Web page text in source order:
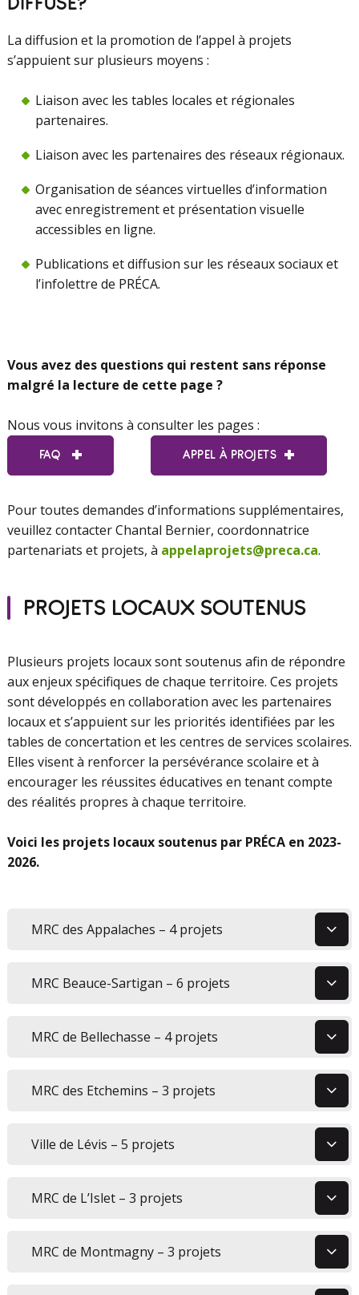
La diffusion et la promotion de l’appel à projets
s’appuient sur plusieurs moyens :
Liaison avec les tables locales et régionales
partenaires.
Liaison avec les partenaires des réseaux régionaux.
Organisation de séances virtuelles d’information
avec enregistrement et présentation visuelle
accessibles en ligne.
Publications et diffusion sur les réseaux sociaux et
l’infolettre de PRÉCA.
Vous avez des questions qui restent sans réponse
malgré la lecture de cette page ?
Nous vous invitons à consulter les pages :
FAQ APPEL À PROJETS
Pour toutes demandes d’informations supplémentaires,
veuillez contacter Chantal Bernier, coordonnatrice
partenariats et projets, à appelaprojets@preca.ca.
PROJETS LOCAUX SOUTENUS
Plusieurs projets locaux sont soutenus afin de répondre
aux enjeux spécifiques de chaque territoire. Ces projets
sont développés en collaboration avec les partenaires
locaux et s’appuient sur les priorités identifiées par les
tables de concertation et les centres de services scolaires.
Elles visent à renforcer la persévérance scolaire et à
encourager les réussites éducatives en tenant compte
des réalités propres à chaque territoire.
Voici les projets locaux soutenus par PRÉCA en 2023-
2026.
MRC des Appalaches – 4 projets
MRC Beauce-Sartigan – 6 projets
MRC de Bellechasse – 4 projets
MRC des Etchemins – 3 projets
Ville de Lévis – 5 projets
MRC de L’Islet – 3 projets
MRC de Montmagny – 3 projets